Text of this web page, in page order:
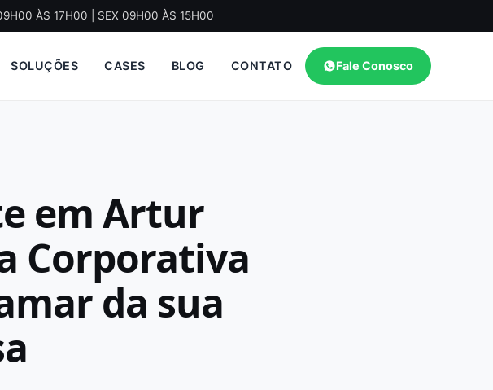
ÀS 17H00 | SEX 09H00 ÀS 15H00
SOLUÇÕES CASES BLOG CONTATO Fale Conosco
em Artur
Corporativa
da sua